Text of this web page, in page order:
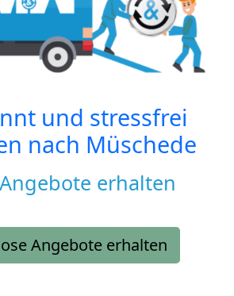
und stressfrei
nach Müschede
erhalten
Angebote erhalten